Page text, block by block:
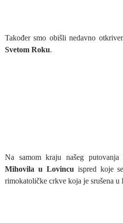
Također smo obišli nedavno
Svetom Roku.
Na samom kraju našeg
Mihovila u Lovincu ispred koje
rimokatoličke crkve koja je srušena u